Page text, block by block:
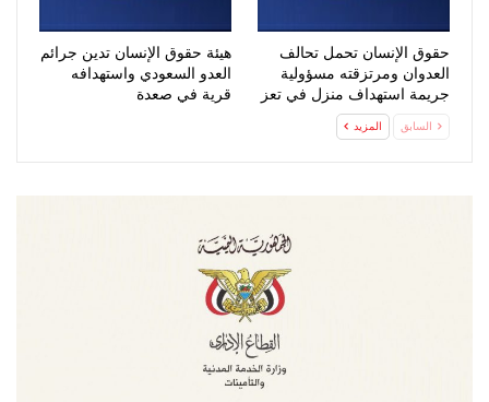
حقوق الإنسان تحمل تحالف
العدوان ومرتزقته مسؤولية
جريمة استهداف منزل في تعز
هيئة حقوق الإنسان تدين جرائم
العدو السعودي واستهدافه
قرية في صعدة
السابق المزيد